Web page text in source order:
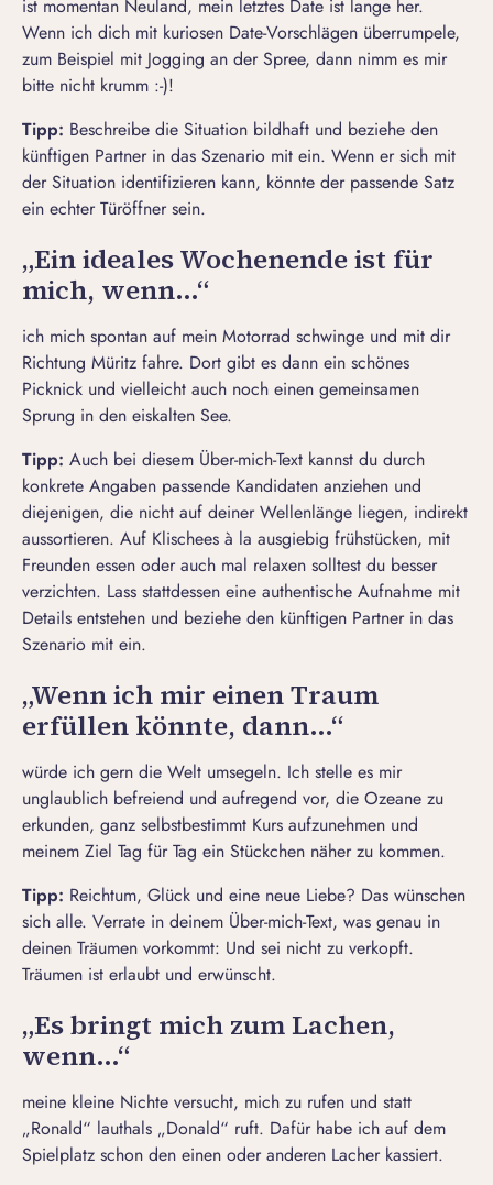
ist momentan Neuland, mein letztes Date ist lange her.
Wenn ich dich mit kuriosen Date-Vorschlägen überrumpele,
zum Beispiel mit Jogging an der Spree, dann nimm es mir
bitte nicht krumm :-)!
Tipp: Beschreibe die Situation bildhaft und beziehe den
künftigen Partner in das Szenario mit ein. Wenn er sich mit
der Situation identifizieren kann, könnte der passende Satz
ein echter Türöffner sein.
„Ein ideales Wochenende ist für
mich, wenn…“
ich mich spontan auf mein Motorrad schwinge und mit dir
Richtung Müritz fahre. Dort gibt es dann ein schönes
Picknick und vielleicht auch noch einen gemeinsamen
Sprung in den eiskalten See.
Tipp: Auch bei diesem Über-mich-Text kannst du durch
konkrete Angaben passende Kandidaten anziehen und
diejenigen, die nicht auf deiner Wellenlänge liegen, indirekt
aussortieren. Auf Klischees à la ausgiebig frühstücken, mit
Freunden essen oderauch mal relaxen solltest du besser
verzichten. Lass stattdessen eine authentische Aufnahme mit
Details entstehen und beziehe den künftigen Partner in das
Szenario mit ein.
„Wenn ich mir einen Traum
erfüllen könnte, dann…“
würde ich gern die Welt umsegeln. Ich stelle es mir
unglaublich befreiend und aufregend vor, die Ozeane zu
erkunden, ganz selbstbestimmt Kurs aufzunehmen und
meinem Ziel Tag für Tag ein Stückchen näher zu kommen.
Tipp: Reichtum, Glück und eine neue Liebe? Das wünschen
sich alle. Verrate in deinem Über-mich-Text, was genau in
deinen Träumen vorkommt: Und sei nicht zu verkopft.
Träumen ist erlaubt und erwünscht.
„Es bringt mich zum Lachen,
wenn…“
meine kleine Nichte versucht, mich zu rufen und statt
„Ronald“ lauthals „Donald“ ruft. Dafür habe ich auf dem
Spielplatz schon den einen oder anderen Lacher kassiert.